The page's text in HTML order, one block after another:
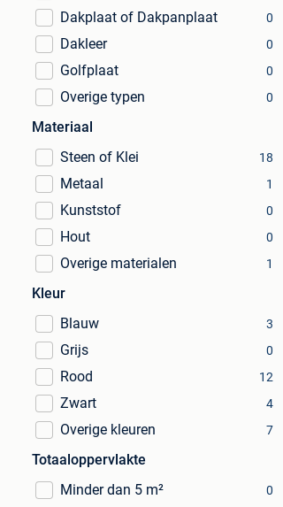
Dakplaat of Dakpanplaat 0
Dakleer 0
Golfplaat 0
Overige typen 0
Materiaal
Steen of Klei
18
Metaal 1
Kunststof 0
Hout 0
Overige materialen 1
Kleur
Blauw
3
Grijs 0
Rood 12
Zwart 4
Overige kleuren 7
Totaaloppervlakte
Minder dan 5 m²
0